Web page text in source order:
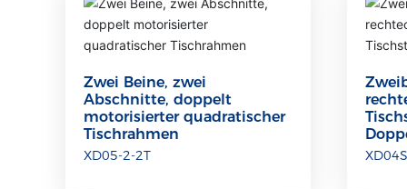
Zwei Beine, zwei
Abschnitte, doppelt
motorisierter quadratischer
Tischrahmen
XD05-2-2T